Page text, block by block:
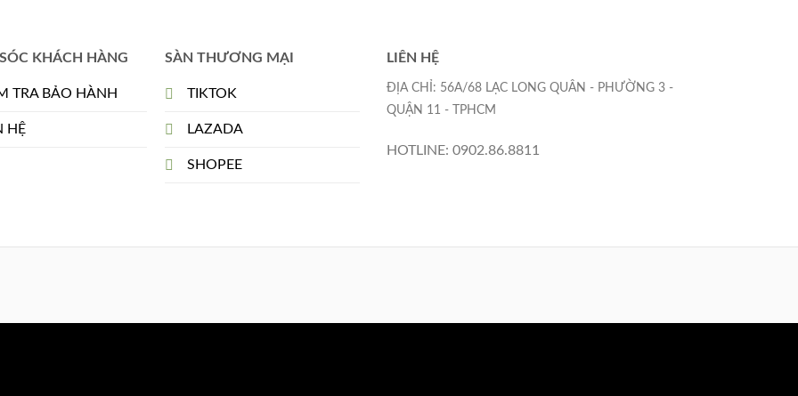
KHÁCH HÀNG
TRA BẢO HÀNH
HỆ
SÀN THƯƠNG MẠI
TIKTOK
LAZADA
SHOPEE
LIÊN HỆ
ĐỊA CHỈ: 56A/68 LẠC LONG QUÂN - PHƯỜNG 3 -
QUẬN 11 - TPHCM
HOTLINE: 0902.86.8811